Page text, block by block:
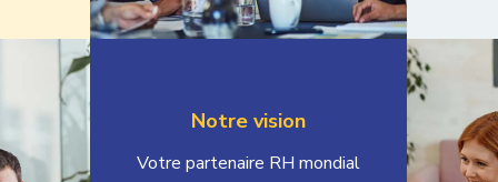
Notre vision
Votre partenaire RH mondial